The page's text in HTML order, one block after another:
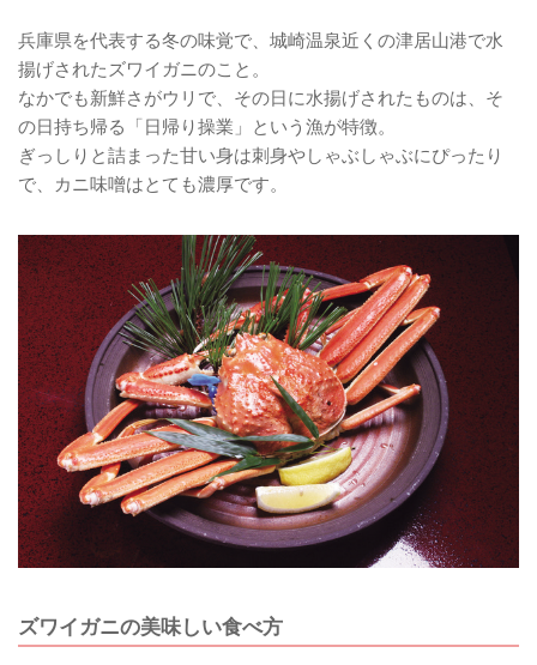
兵庫県を代表する冬の味覚で、城崎温泉近くの津居山港で水
揚げされたズワイガニのこと。
なかでも新鮮さがウリで、その日に水揚げされたものは、そ
の日持ち帰る「日帰り操業」という漁が特徴。
ぎっしりと詰まった甘い身は刺身やしゃぶしゃぶにぴったり
で、カニ味噌はとても濃厚です。
ズワイガニの美味しい食べ方